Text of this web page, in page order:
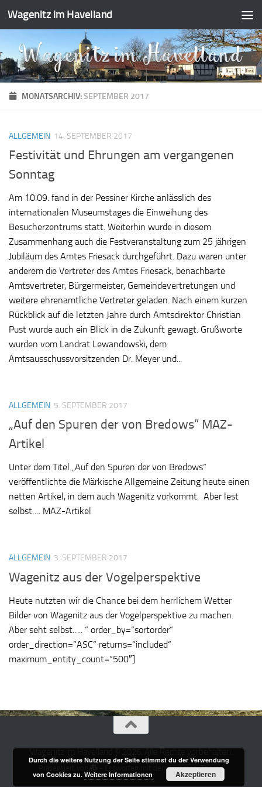
Zum Inhalt springen
Wagenitz im Havelland
MONATSARCHIV:SEPTEMBER 2017
ALLGEMEIN 14. SEPTEMBER 2017
Festivität und Ehrungen am vergangenen
Sonntag
Am 10.09. fand in der Pessiner Kirche anlässlich des
internationalen Museumstages die Einweihung des
Besucherzentrums statt. Weiterhin wurde in diesem
Zusammenhang auch die Festveranstaltung zum 25 jährigen
Jubiläum des Amtes Friesack durchgeführt. Dazu waren unter
anderem die Vertreter des Amtes Friesack, benachbarte
Amtsvertreter, Bürgermeister, Gemeindevertretungen und
weitere ehrenamtliche Vertreter geladen. Nach einem kurzen
Rückblick auf die letzten Jahre durch Amtsdirektor Christian
Pust wurde auch ein Blick in die Zukunft gewagt. Grußworte
wurden vom Landrat Lewandowski, dem
Amtsausschussvorsitzenden Dr. Meyer und...
ALLGEMEIN 5. SEPTEMBER 2017
„Auf den Spuren der von Bredows“ MAZ-
Artikel
Unter dem Titel „Auf den Spuren der von Bredows“
veröffentlichte die Märkische Allgemeine Zeitung heute einen
netten Artikel, in dem auch Wagenitz vorkommt. Aber lest
selbst…. MAZ-Artikel
ALLGEMEIN 3. SEPTEMBER 2017
Wagenitz aus der Vogelperspektive
Heute nutzten wir die Chance bei dem herrlichem Wetter
Bilder von Wagenitz aus der Vogelperspektive zu machen.
Aber seht selbst….. “ order_by=“sortorder“
order_direction=“ASC“ returns=“included“
maximum_entity_count=“500″]
Wagenitz im Havelland © 2026. Alle Rechte vorbehalten.
- Entworfen mit demHueman-Theme
Durch die weitere Nutzung der Seite stimmst du der Verwendung
von Cookies zu.Weitere Informationen Akzeptieren